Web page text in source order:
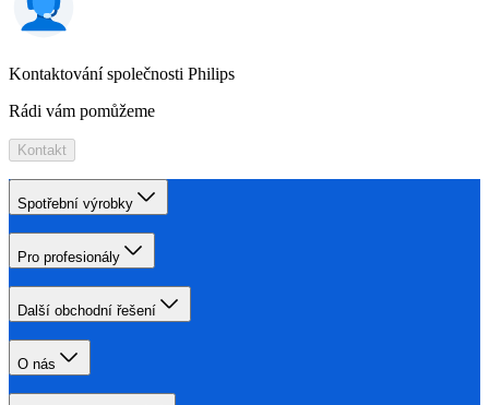
Kontaktování společnosti Philips
Rádi vám pomůžeme
Kontakt
Spotřební výrobky
Pro profesionály
Další obchodní řešení
O nás